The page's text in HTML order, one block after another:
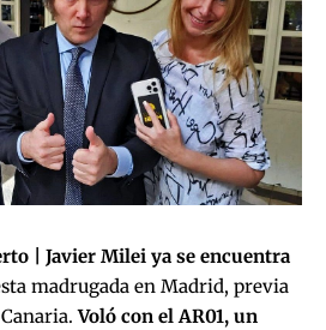
|
Javier Milei ya se encuentra
madrugada en Madrid, previa
Voló con el AR01, un